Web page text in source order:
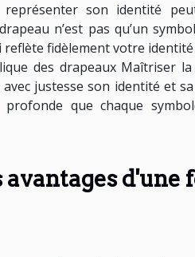
son identité
n’est pas qu’un
fidèlement votre
des drapeaux Maîtriser
justesse son identité et
que chaque
avantages